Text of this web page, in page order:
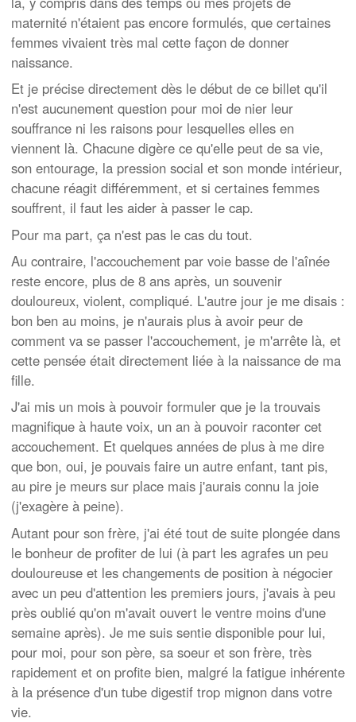
maternité n'étaient pas encore formulés, que certaines
femmes vivaient très mal cette façon de donner
naissance.
Et je précise directement dès le début de ce billet qu'il
n'est aucunement question pour moi de nier leur
souffrance ni les raisons pour lesquelles elles en
viennent là. Chacune digère ce qu'elle peut de sa vie,
son entourage, la pression social et son monde intérieur,
chacune réagit différemment, et si certaines femmes
souffrent, il faut les aider à passer le cap.
Pour ma part, ça n'est pas le cas du tout.
Au contraire, l'accouchement par voie basse de l'aînée
reste encore, plus de 8 ans après, un souvenir
douloureux, violent, compliqué. L'autre jour je me disais :
bon ben au moins, je n'aurais plus à avoir peur de
comment va se passer l'accouchement, je m'arrête là, et
cette pensée était directement liée à la naissance de ma
fille.
J'ai mis un mois à pouvoir formuler que je la trouvais
magnifique à haute voix, un an à pouvoir raconter cet
accouchement. Et quelques années de plus à me dire
que bon, oui, je pouvais faire un autre enfant, tant pis,
au pire je meurs sur place mais j'aurais connu la joie
(j'exagère à peine).
Autant pour son frère, j'ai été tout de suite plongée dans
le bonheur de profiter de lui (à part les agrafes un peu
douloureuse et les changements de position à négocier
avec un peu d'attention les premiers jours, j'avais à peu
près oublié qu'on m'avait ouvert le ventre moins d'une
semaine après). Je me suis sentie disponible pour lui,
pour moi, pour son père, sa soeur et son frère, très
rapidement et on profite bien, malgré la fatigue inhérente
à la présence d'un tube digestif trop mignon dans votre
vie.